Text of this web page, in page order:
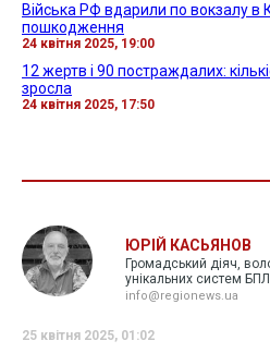
Війська РФ вдарили по вокзалу в
пошкодження
24 квітня 2025, 19:00
12 жертв і 90 постраждалих:
зросла
24 квітня 2025, 17:50
ЮРІЙ КАСЬЯНОВ
Громадський діяч,
унікальних систем
info@regionews.ua
25 квітня 2025, 01:02